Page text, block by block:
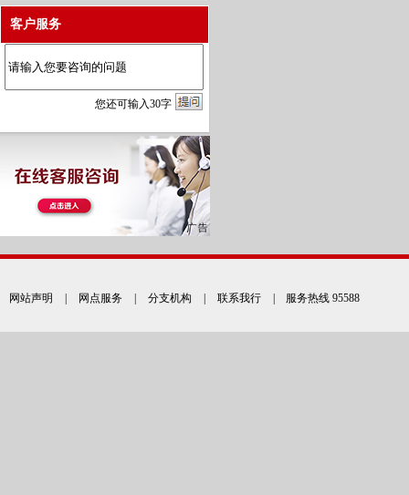
客户服务
您还可输入30字
网站声明 网点服务 分支机构 联系我行 | 服务热线 95588